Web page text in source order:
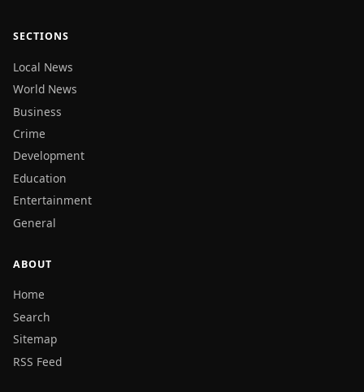
SECTIONS
Local News
World News
Business
Crime
Development
Education
Entertainment
General
ABOUT
Home
Search
Sitemap
RSS Feed